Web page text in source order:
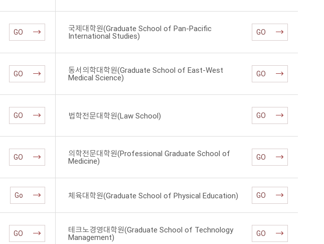
GO 국제대학원(Graduate School of Pan-Pacific
International Studies) GO
GO 동서의학대학원(Graduate School of East-West
Medical Science) GO
GO 법학전문대학원(Law School) GO
GO 의학전문대학원(Professional Graduate School of
Medicine) GO
Go 체육대학원(Graduate School of Physical Education) GO
GO 테크노경영대학원(Graduate School of Technology
Management) GO